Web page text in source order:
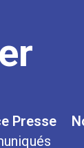
Presse